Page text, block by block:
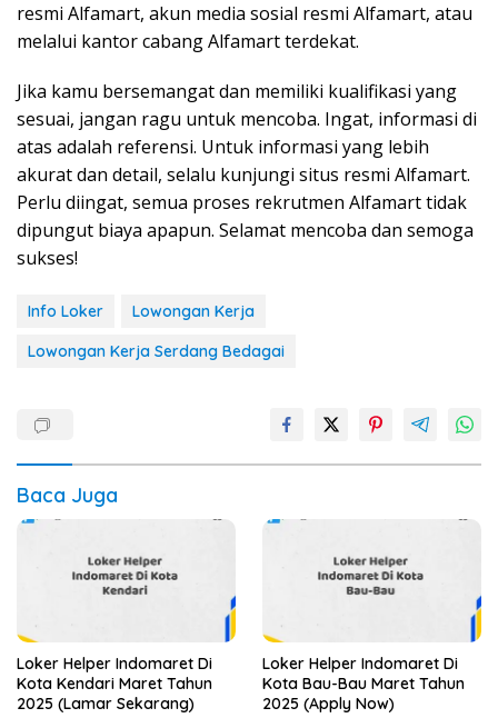
resmi Alfamart, akun media sosial resmi Alfamart, atau
melalui kantor cabang Alfamart terdekat.
Jika kamu bersemangat dan memiliki kualifikasi yang
sesuai, jangan ragu untuk mencoba. Ingat, informasi di
atas adalah referensi. Untuk informasi yang lebih
akurat dan detail, selalu kunjungi situs resmi Alfamart.
Perlu diingat, semua proses rekrutmen Alfamart tidak
dipungut biaya apapun. Selamat mencoba dan semoga
sukses!
Info Loker
Lowongan Kerja
Lowongan Kerja Serdang Bedagai
Baca Juga
Loker Helper Indomaret Di
Kota Kendari Maret Tahun
2025 (Lamar Sekarang)
Loker Helper Indomaret Di
Kota Bau-Bau Maret Tahun
2025 (Apply Now)